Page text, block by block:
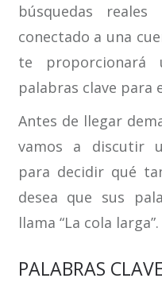
búsquedas
conectado a una
te
palabras clave para
Antes de llegar
vamos a discutir
para decidir qué
desea que sus
llama “La cola larga”.
PALABRAS